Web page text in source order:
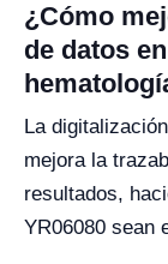
¿Cómo
de datos
La
mejora la
resultados,
YR06080 sean